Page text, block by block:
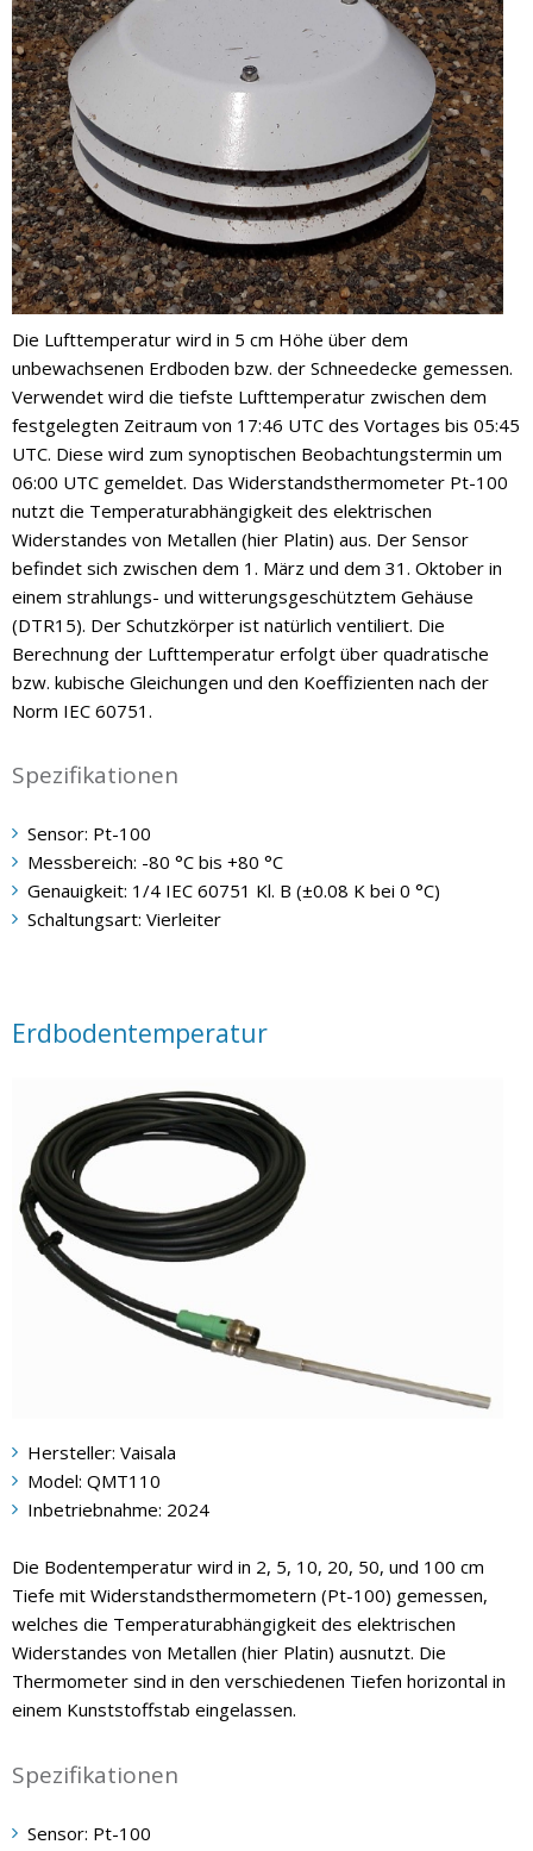
Die Lufttemperatur wird in 5 cm Höhe über dem
unbewachsenen Erdboden bzw. der Schneedecke gemessen.
Verwendet wird die tiefste Lufttemperatur zwischen dem
festgelegten Zeitraum von 17:46 UTC des Vortages bis 05:45
UTC. Diese wird zum synoptischen Beobachtungstermin um
06:00 UTC gemeldet. Das Widerstandsthermometer Pt-100
nutzt die Temperaturabhängigkeit des elektrischen
Widerstandes von Metallen (hier Platin) aus. Der Sensor
befindet sich zwischen dem 1. März und dem 31. Oktober in
einem strahlungs- und witterungsgeschütztem Gehäuse
(DTR15). Der Schutzkörper ist natürlich ventiliert. Die
Berechnung der Lufttemperatur erfolgt über quadratische
bzw. kubische Gleichungen und den Koeffizienten nach der
Norm IEC 60751.
Spezifikationen
Sensor: Pt-100
Messbereich: -80 °C bis +80 °C
Genauigkeit: 1/4 IEC 60751 Kl. B (±0.08 K bei 0 °C)
Schaltungsart: Vierleiter
Erdbodentemperatur
Hersteller: Vaisala
Model: QMT110
Inbetriebnahme: 2024
Die Bodentemperatur wird in 2, 5, 10, 20, 50, und 100 cm
Tiefe mit Widerstandsthermometern (Pt-100) gemessen,
welches die Temperaturabhängigkeit des elektrischen
Widerstandes von Metallen (hier Platin) ausnutzt. Die
Thermometer sind in den verschiedenen Tiefen horizontal in
einem Kunststoffstab eingelassen.
Spezifikationen
Sensor: Pt-100